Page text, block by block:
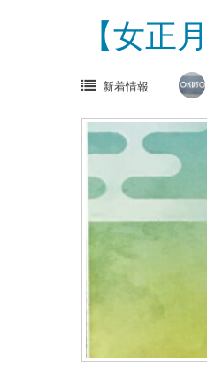
【女正
新着情報